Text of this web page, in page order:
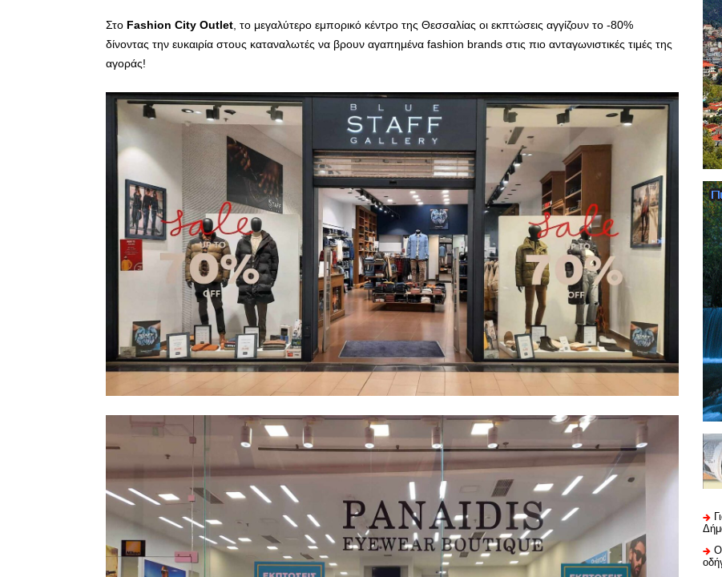
Στο Fashion City Outlet , το μεγαλύτερο εμπορικό κέντρο της Θεσσαλίας οι εκπτώσεις αγγίζουν το -80%
δίνοντας την ευκαιρία στους καταναλωτές να βρουν αγαπημένα fashion brands στις πιο ανταγωνιστικές τιμές της
αγοράς!